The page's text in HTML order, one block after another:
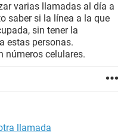
varias llamadas al día a
saber si la línea a la que
sin tener la
estas personas.
números celulares.
llamada